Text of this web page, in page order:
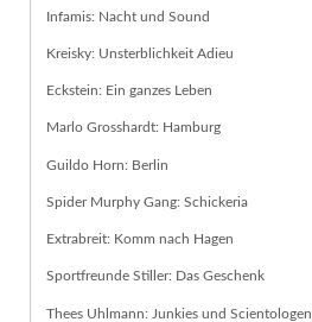
Infamis: Nacht und Sound
Kreisky: Unsterblichkeit Adieu
Eckstein: Ein ganzes Leben
Marlo Grosshardt: Hamburg
Guildo Horn: Berlin
Spider Murphy Gang: Schickeria
Extrabreit: Komm nach Hagen
Sportfreunde Stiller: Das Geschenk
Thees Uhlmann: Junkies und Scientologen